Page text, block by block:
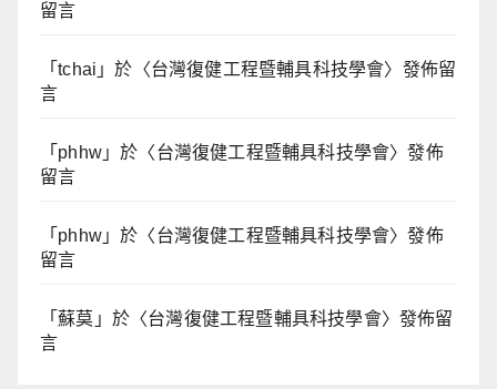
留言
「tchai 」於〈台灣復健工程暨輔具科技學會〉發佈留
言
「 phhw 」於〈台灣復健工程暨輔具科技學會〉發佈
留言
「 phhw 」於〈台灣復健工程暨輔具科技學會〉發佈
留言
「蘇莫 」於〈台灣復健工程暨輔具科技學會〉發佈留
言